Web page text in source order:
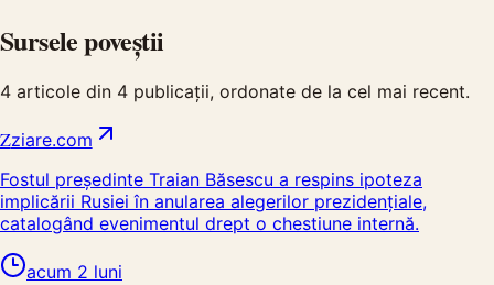
Sursele poveștii
4 articole din 4 publicații, ordonate de la cel mai recent.
Zziare.com
Fostul președinte Traian Băsescu a respins ipoteza
implicării Rusiei în anularea alegerilor prezidențiale,
catalogând evenimentul drept o chestiune internă.
acum 2 luni